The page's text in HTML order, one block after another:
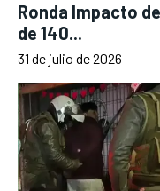
Ronda Impacto
de 140...
31 de julio de 2026